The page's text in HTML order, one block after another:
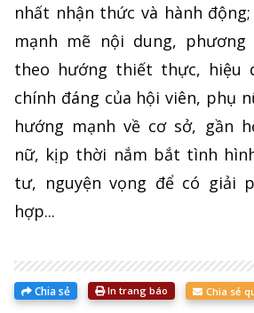
nhất nhận thức và hành
mạnh mẽ nội dung,
theo hướng thiết thực, hiệu
chính đáng của hội viên, phụ
hướng mạnh về cơ sở, gần
nữ, kịp thời nắm bắt tình
tư, nguyện vọng để có giải
hợp...
Chia sẻ In trang báo Chia sẻ